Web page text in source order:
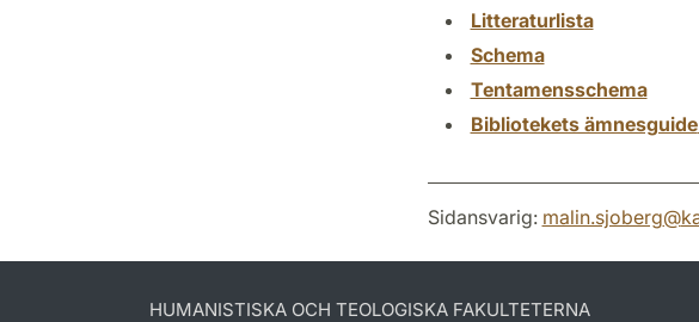
Litteraturlista
Schema
Tentamensschema
Bibliotekets ämnesguide
Sidansvarig: malin.sjoberg@
HUMANISTISKA OCH TEOLOGISKA FAKULTETERNA